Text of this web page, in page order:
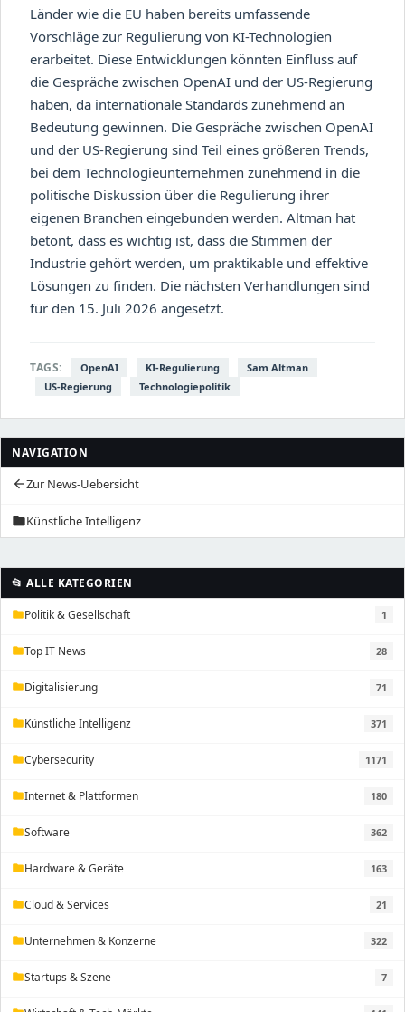
NAVIGATION
arrow_backZur News-Uebersicht
folderKünstliche Intelligenz
📂 ALLE KATEGORIEN
folderPolitik & Gesellschaft 1
folderTop IT News 28
folderDigitalisierung 71
folderKünstliche Intelligenz 371
folderCybersecurity 1171
folderInternet & Plattformen 180
folderSoftware 362
folderHardware & Geräte 163
folderCloud & Services 21
folderUnternehmen & Konzerne 322
folderStartups & Szene 7
Länder wie die EU haben bereits umfassende
Vorschläge zur Regulierung von KI-Technologien
erarbeitet. Diese Entwicklungen könnten Einfluss auf
die Gespräche zwischen OpenAI und der US-Regierung
haben, da internationale Standards zunehmend an
Bedeutung gewinnen. Die Gespräche zwischen OpenAI
und der US-Regierung sind Teil eines größeren Trends,
bei dem Technologieunternehmen zunehmend in die
politische Diskussion über die Regulierung ihrer
eigenen Branchen eingebunden werden. Altman hat
betont, dass es wichtig ist, dass die Stimmen der
Industrie gehört werden, um praktikable und effektive
Lösungen zu finden. Die nächsten Verhandlungen sind
für den 15. Juli 2026 angesetzt.
TAGS: OpenAI KI-Regulierung
Sam Altman
US-Regierung
Technologiepolitik